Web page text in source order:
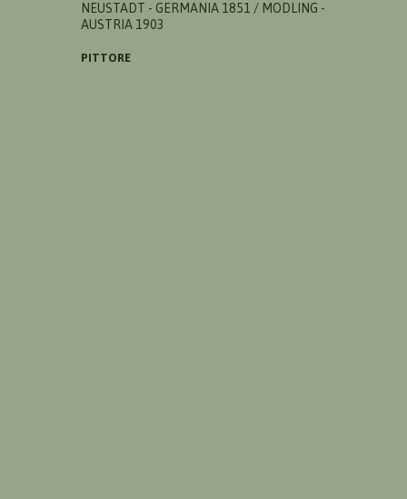
NEUSTADT - GERMANIA 1851 / MODLING -
AUSTRIA 1903
PITTORE